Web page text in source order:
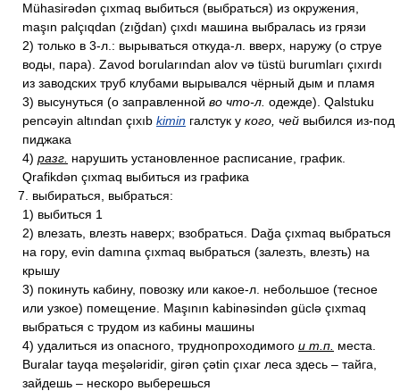
Mühasirədən çıxmaq выбиться (выбраться) из окружения,
maşın palçıqdan (zığdan) çıxdı машина выбралась из грязи
2) только в 3-л.: вырываться откуда-л. вверх, наружу (о струе
воды, пара). Zavod borularından alov və tüstü burumları çıxırdı
из заводских труб клубами вырывался чёрный дым и пламя
3) высунуться (о заправленной во что-л. одежде). Qalstuku
pencəyin altından çıxıb kimin галстук у кого, чей выбился из-под
пиджака
4) разг. нарушить установленное расписание, график.
Qrafikdən çıxmaq выбиться из графика
7. выбираться, выбраться:
1) выбиться 1
2) влезать, влезть наверх; взобраться. Dağa çıxmaq выбраться
на гору, evin damına çıxmaq выбраться (залезть, влезть) на
крышу
3) покинуть кабину, повозку или какое-л. небольшое (тесное
или узкое) помещение. Maşının kabinəsindən güclə çıxmaq
выбраться с трудом из кабины машины
4) удалиться из опасного, труднопроходимого и т.п. места.
Buralar tayqa meşələridir, girən çətin çıxar леса здесь – тайга,
зайдешь – нескоро выберешься